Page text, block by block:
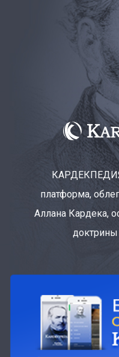
КАРДЕКПЕДИЯ
платформа,
Аллана Кардека,
доктрины